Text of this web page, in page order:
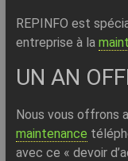
REPINFO est
entreprise à la
UN AN
Nous vous offrons
maintenance
avec ce « devoir